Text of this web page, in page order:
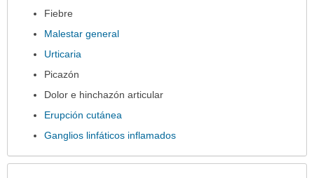
Fiebre
Malestar general
Urticaria
Picazón
Dolor e hinchazón articular
Erupción cutánea
Ganglios linfáticos inflamados